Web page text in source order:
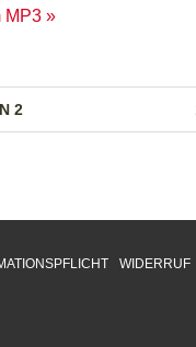
MP3
2
WIDERRUF